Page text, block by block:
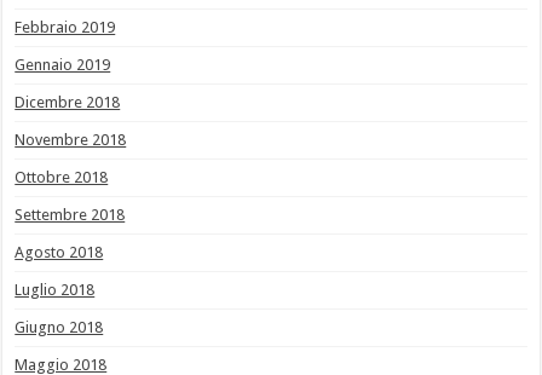
Febbraio 2019
Gennaio 2019
Dicembre 2018
Novembre 2018
Ottobre 2018
Settembre 2018
Agosto 2018
Luglio 2018
Giugno 2018
Maggio 2018